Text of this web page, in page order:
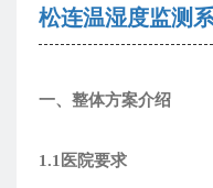
松连温湿度监测
一、整体方案介绍
1.1医院要求